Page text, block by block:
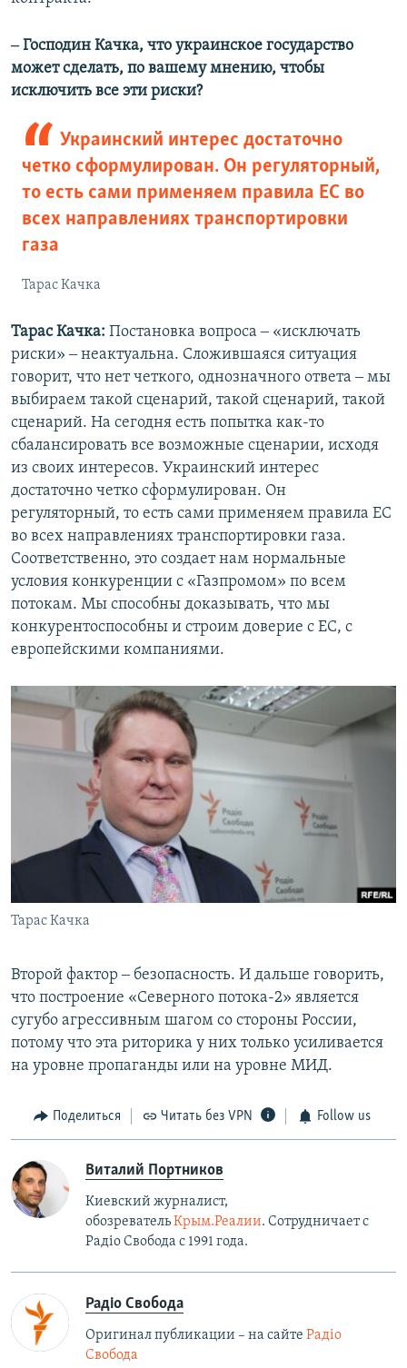
‒ Господин Качка, что украинское государство
может сделать, по вашему мнению, чтобы
исключить все эти риски?
Украинский интерес достаточно
четко сформулирован. Он регуляторный,
то есть сами применяем правила ЕС во
всех направлениях транспортировки
газа
Тарас Качка
Тарас Качка: Постановка вопроса ‒ «исключать
риски» ‒ неактуальна. Сложившаяся ситуация
говорит, что нет четкого, однозначного ответа ‒ мы
выбираем такой сценарий, такой сценарий, такой
сценарий. На сегодня есть попытка как-то
сбалансировать все возможные сценарии, исходя
из своих интересов. Украинский интерес
достаточно четко сформулирован. Он
регуляторный, то есть сами применяем правила ЕС
во всех направлениях транспортировки газа.
Соответственно, это создает нам нормальные
условия конкуренции с «Газпромом» по всем
потокам. Мы способны доказывать, что мы
конкурентоспособны и строим доверие с ЕС, с
европейскими компаниями.
Тарас Качка
Второй фактор ‒ безопасность. И дальше говорить,
что построение «Северного потока-2» является
сугубо агрессивным шагом со стороны России,
потому что эта риторика у них только усиливается
на уровне пропаганды или на уровне МИД.
Поделиться Читать без VPN Follow us
Виталий Портников
Киевский журналист,
обозревательКрым.Реалии. Сотрудничает с
Радiо Свобода с 1991 года.
Радіо Свобода
Оригинал публикации – на сайте Радіо
Свобода